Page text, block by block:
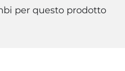
per questo prodotto